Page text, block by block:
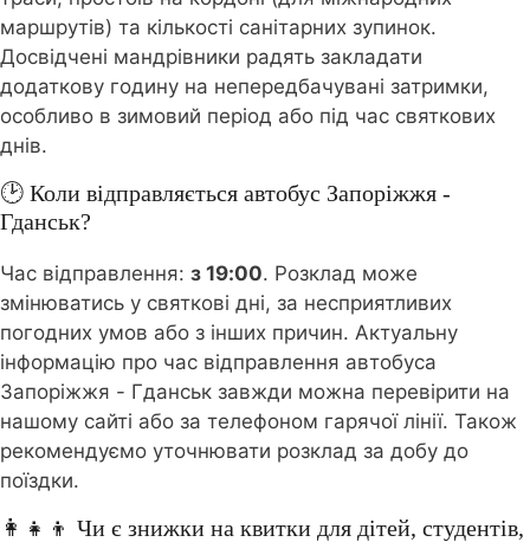
маршрутів) та кількості санітарних зупинок.
Досвідчені мандрівники радять закладати
додаткову годину на непередбачувані затримки,
особливо в зимовий період або під час святкових
днів.
🕑 Коли відправляється автобус Запоріжжя -
Гданськ?
Час відправлення: з 19:00. Розклад може
змінюватись у святкові дні, за несприятливих
погодних умов або з інших причин. Актуальну
інформацію про час відправлення автобуса
Запоріжжя - Гданськ завжди можна перевірити на
нашому сайті або за телефоном гарячої лінії. Також
рекомендуємо уточнювати розклад за добу до
поїздки.
👩‍👧‍👦 Чи є знижки на квитки для дітей, студентів,